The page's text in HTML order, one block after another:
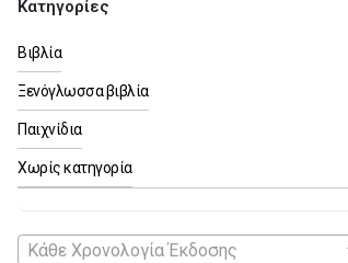
Κατηγορίες
Βιβλία
Ξενόγλωσσα βιβλία
Παιχνίδια
Χωρίς κατηγορία
Κάθε Χρονολογία Έκδοσης